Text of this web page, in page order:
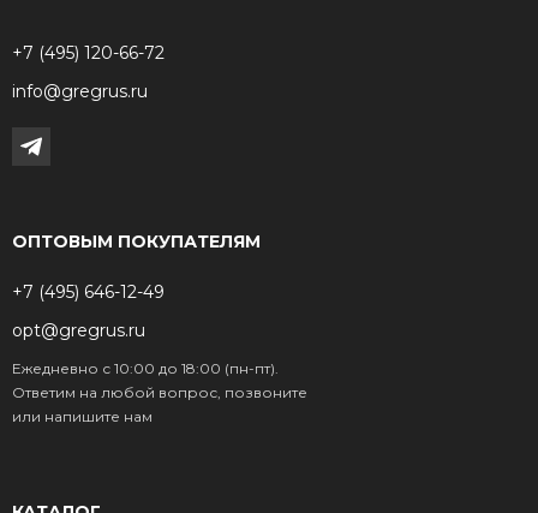
+7 (495) 120-66-72
info@gregrus.ru
ОПТОВЫМ ПОКУПАТЕЛЯМ
+7 (495) 646-12-49
opt@gregrus.ru
Ежедневно с 10:00 до 18:00 (пн-пт).
Ответим на любой вопрос, позвоните
или напишите нам